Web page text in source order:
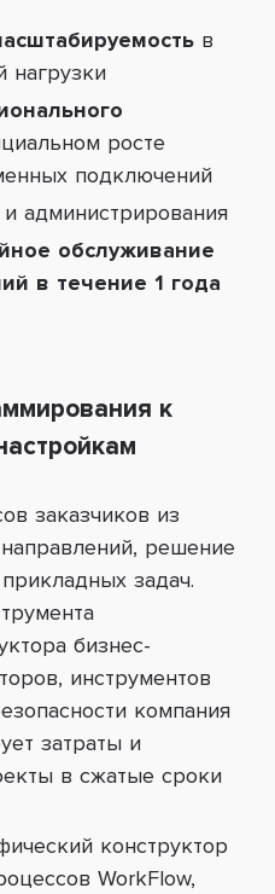
в
нагрузки
росте
подключений
и администрирования
обслуживание
в течение 1 года
к
заказчиков из
решение
задач.
бизнес-
инструментов
компания
затраты и
в сжатые сроки
конструктор
WorkFlow,